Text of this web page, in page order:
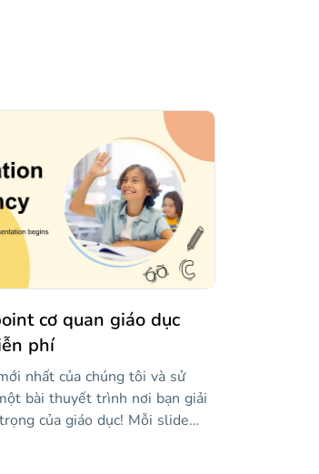
cơ quan giáo dục
phí
nhất của chúng tôi và sử
bài thuyết trình nơi bạn giải
của giáo dục! Mỗi slide